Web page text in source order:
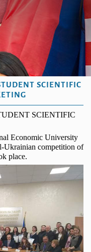
SCIENTIFIC
SCIENTIFIC
Economic University
Ukrainian competition of
place.